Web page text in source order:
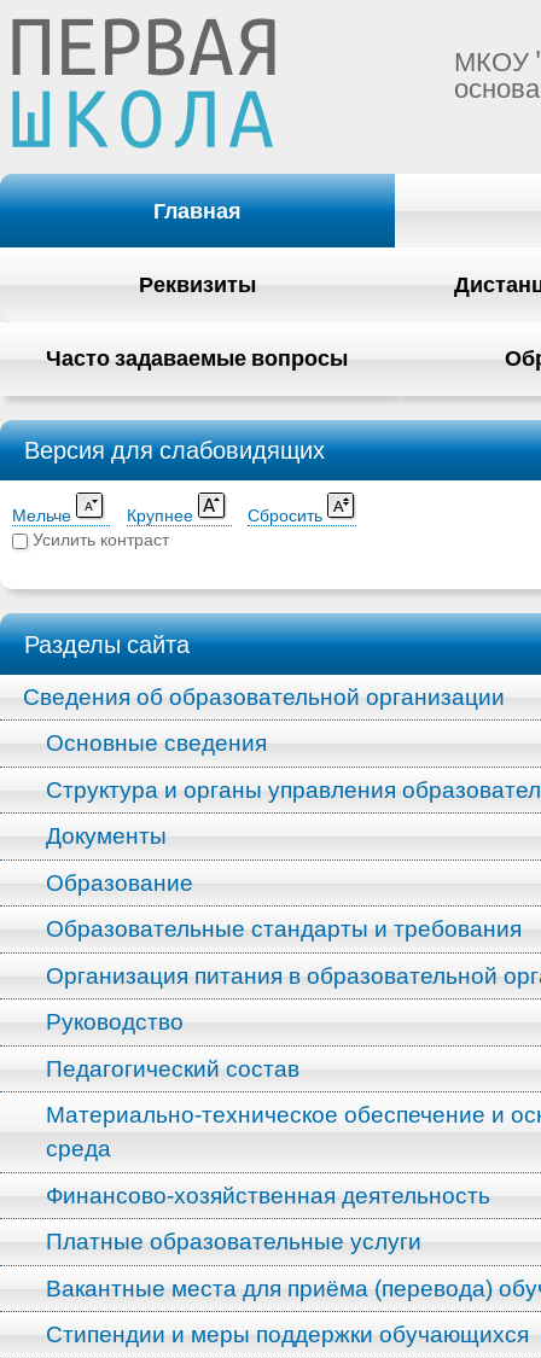
МКОУ
Главная
Реквизиты
Часто задаваемые вопросы
Версия для слабовидящих
Мельче Крупнее
Сбросить
Усилить контраст
Разделы сайта
Сведения об образовательной организации
Основные сведения
Структура и органы управления
Документы
Образование
Образовательные стандарты и требования
Организация питания в образовательной
Руководство
Педагогический состав
Материально-техническое обеспечение и
среда
Финансово-хозяйственная деятельность
Платные образовательные услуги
Вакантные места для приёма (перевода)
Стипендии и меры поддержки обучающихся